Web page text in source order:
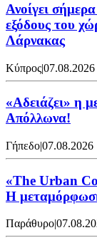
Ανοίγει
εξόδους του
Λάρνακας
Κύπρος|07.08.2026
«Αδειάζει» η
Απόλλωνα!
Γήπεδο|07.08.2026
«The Urban
Η
Παράθυρο|